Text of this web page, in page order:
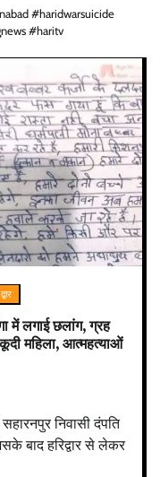
#haridwarsuicide
#haritv
में लगाई छलांग, ग्रह
महिला, आत्महत्याओं
सहारनपुर निवासी दंपति
बाद हरिद्वार से लेकर